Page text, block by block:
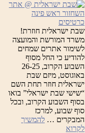
כרטיסים
שבת ישראלית חוזרת!
משרד המורשת והמועצה
לשימור אתרים שמחים
להודיע כי החל מסוף
השבוע הקרוב, 26-25
באוגוסט, מיזם שבת
ישראלית חוזר תחת השם
“שישי שבת ישראלי” בואו
בסוף השבוע הקרוב, ובכל
סוף שבוע, למרכז
המבקרים … להמשיך
לקרוא